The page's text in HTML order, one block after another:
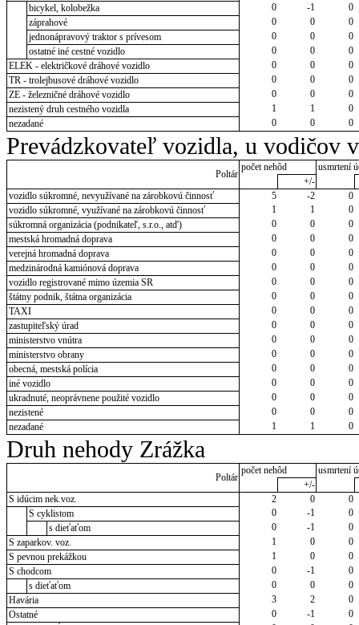
bicykel, kolobežka
0 -1
0
záprahové
0 0
0
jednonápravový traktor s prívesom
0 0
0
ostatné iné cestné vozidlo
0 0
0
ELEK - električkové dráhové vozidlo
0 0
0
TR - trolejbusové dráhové vozidlo
0 0
0
ZE - železničné dráhové vozidlo
0 0
0
nezistený druh cestného vozidla
1 1
0
nezadané
0 0 0
Prevádzkovateľ vozidla, u vodičov
Poltár
počet nehôd
usmrtení
+/-
vozidlo súkromné, nevyužívané na zárobkovú činnosť
5 -2
0
vozidlo súkromné, využívané na zárobkovú činnosť
1 1
0
súkromná organizácia (podnikateľ, s.r.o., atď)
0 0
0
mestská hromadná doprava
0 0
0
verejná hromadná doprava
0 0
0
medzinárodná kamiónová doprava
0 0
0
vozidlo registrované mimo územia SR
0 0
0
štátny podnik, štátna organizácia
0 0
0
TAXI
0 0
0
zastupiteľský úrad
0 0
0
ministerstvo vnútra
0 0
0
ministerstvo obrany
0 0
0
obecná, mestská polícia
0 0
0
iné vozidlo
0 0
0
ukradnuté, neoprávnene použité vozidlo
0 0
0
nezistené
0 0
0
nezadané
1 1 0
Druh nehody Zrážka
Poltár
počet nehôd
usmrtení
+/-
S idúcim nek.voz.
2 0
0
S cyklistom
0 -1
0
s dieťaťom
0 -1
0
S zaparkov. voz.
1 0
0
S pevnou prekážkou
1 0
0
S chodcom
0 -1
0
s dieťaťom
0 0
0
Havária
3 2
0
Ostatné
0 -1
0